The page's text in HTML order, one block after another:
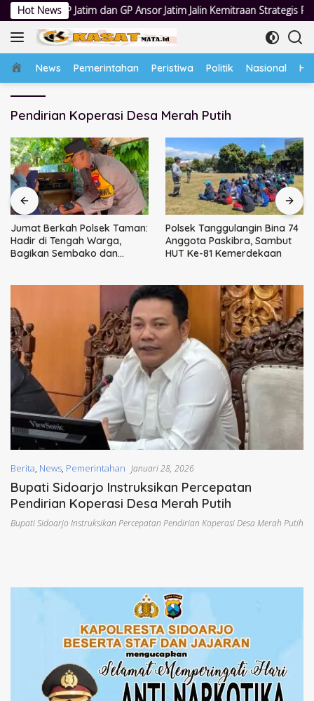
Langsung
ke
konten
Hot News
dan GP Ansor Jatim Jalin Kemitraan Strategis Perpajakan
Home
News Pemerintahan Peristiwa Politik Nasional
Pendirian Koperasi Desa Merah Putih
Jumat Berkah Polsek Taman:
Hadir di Tengah Warga,
Bagikan Sembako dan
Polsek Tanggulangin Bina 74
Anggota Paskibra, Sambut
HUT Ke-81 Kemerdekaan
Berita, News, Pemerintahan Januari 28, 2026
Bupati Sidoarjo Instruksikan Percepatan
Pendirian Koperasi Desa Merah Putih
Bupati Sidoarjo Instruksikan Percepatan Pendirian Koperasi Desa Merah Putih